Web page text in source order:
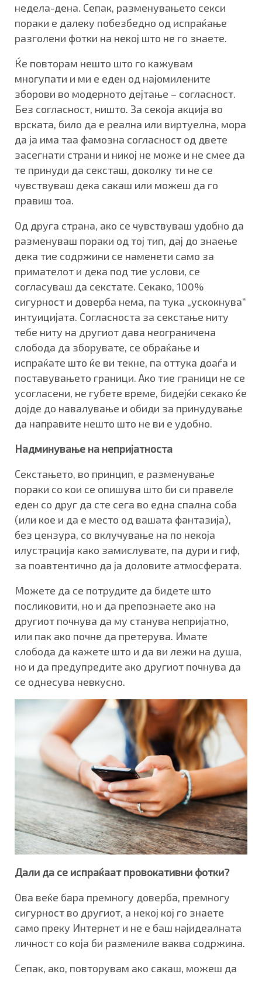
недела-дена. Сепак, разменувањето секси
пораки е далеку побезбедно од испраќање
разголени фотки на некој што не го знаете.
Ќе повторам нешто што го кажувам
многупати и ми е еден од најомилените
зборови во модерното дејтање – согласност.
Без согласност, ништо. За секоја акција во
врската, било да е реална или виртуелна, мора
да ја има таа фамозна согласност од двете
засегнати страни и никој не може и не смее да
те принуди да сексташ, доколку ти не се
чувствуваш дека сакаш или можеш да го
правиш тоа.
Од друга страна, ако се чувствуваш удобно да
разменуваш пораки од тој тип, дај до знаење
дека тие содржини се наменети само за
примателот и дека под тие услови, се
согласуваш да секстате. Секако, 100%
сигурност и доверба нема, па тука „ускокнува“
интуицијата. Согласноста за секстање ниту
тебе ниту на другиот дава неограничена
слобода да зборувате, се обраќање и
испраќате што ќе ви текне, па оттука доаѓа и
поставувањето граници. Ако тие граници не се
усогласени, не губете време, бидејќи секако ќе
дојде до навалување и обиди за принудување
да направите нешто што не ви е удобно.
Надминување на непријатноста
Секстањето, во принцип, е разменување
пораки со кои се опишува што би си правеле
еден со друг да сте сега во една спална соба
(или кое и да е место од вашата фантазија),
без цензура, со вклучување на по некоја
илустрација како замислувате, па дури и гиф,
за поавтентично да ја доловите атмосферата.
Можете да се потрудите да бидете што
посликовити, но и да препознаете ако на
другиот почнува да му станува непријатно,
или пак ако почне да претерува. Имате
слобода да кажете што и да ви лежи на душа,
но и да предупредите ако другиот почнува да
се однесува невкусно.
Дали да се испраќаат провокативни фотки?
Ова веќе бара премногу доверба, премногу
сигурност во другиот, а некој кој го знаете
само преку Интернет и не е баш најидеалната
личност со која би размениле ваква содржина.
Сепак, ако, повторувам ако сакаш, можеш да